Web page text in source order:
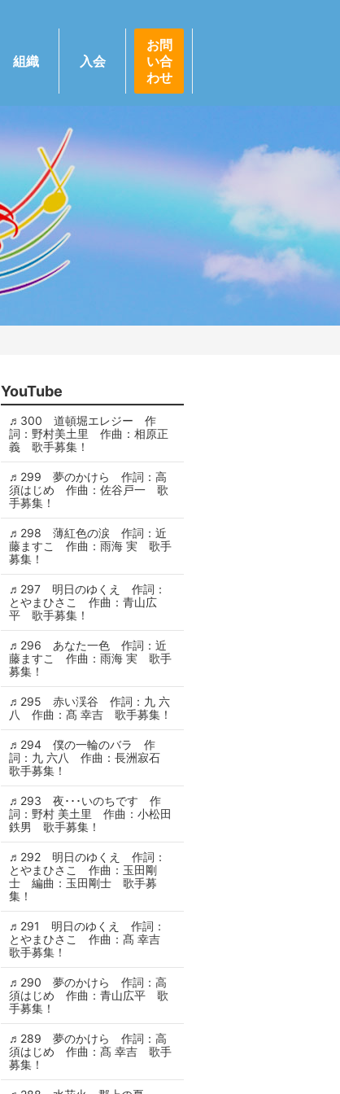
組織 入会
お問
い合
わせ
YouTube
♬300 道頓堀エレジー 作
詞：野村美土里 作曲：相原正
義 歌手募集！
♬299 夢のかけら 作詞：高
須はじめ 作曲：佐谷戸一 歌
手募集！
♬298 薄紅色の涙 作詞：近
藤ますこ 作曲：雨海 実 歌手
募集！
♬297 明日のゆくえ 作詞：
とやまひさこ 作曲：青山広
平 歌手募集！
♬296 あなた一色 作詞：近
藤ますこ 作曲：雨海 実 歌手
募集！
♬295 赤い渓谷 作詞：九 六
八 作曲：髙 幸吉 歌手募集！
♬294 僕の一輪のバラ 作
詞：九 六八 作曲：長洲寂石
歌手募集！
♬293 夜･･･いのちです 作
詞：野村 美土里 作曲：小松田
鉄男 歌手募集！
♬292 明日のゆくえ 作詞：
とやまひさこ 作曲：玉田剛
士 編曲：玉田剛士 歌手募
集！
♬291 明日のゆくえ 作詞：
とやまひさこ 作曲：髙 幸吉
歌手募集！
♬290 夢のかけら 作詞：高
須はじめ 作曲：青山広平 歌
手募集！
♬289 夢のかけら 作詞：高
須はじめ 作曲：髙 幸吉 歌手
募集！